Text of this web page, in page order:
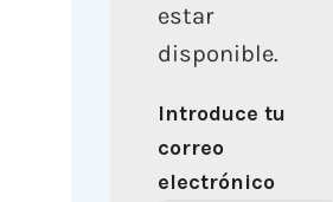
estar
disponible.
Introduce tu
correo
electrónico